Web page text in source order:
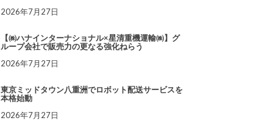
2026年7月27日
【㈱ハナインターナショナル×星清重機運輸㈱】グ
ループ会社で販売力の更なる強化ねらう
2026年7月27日
東京ミッドタウン八重洲でロボット配送サービスを
本格始動
2026年7月27日